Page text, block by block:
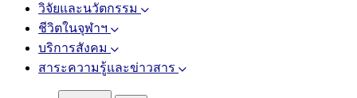
วิจัยและนวัตกรรม
ชีวิตในจุฬาฯ
บริการสังคม
สาระความรู้และข่าวสาร